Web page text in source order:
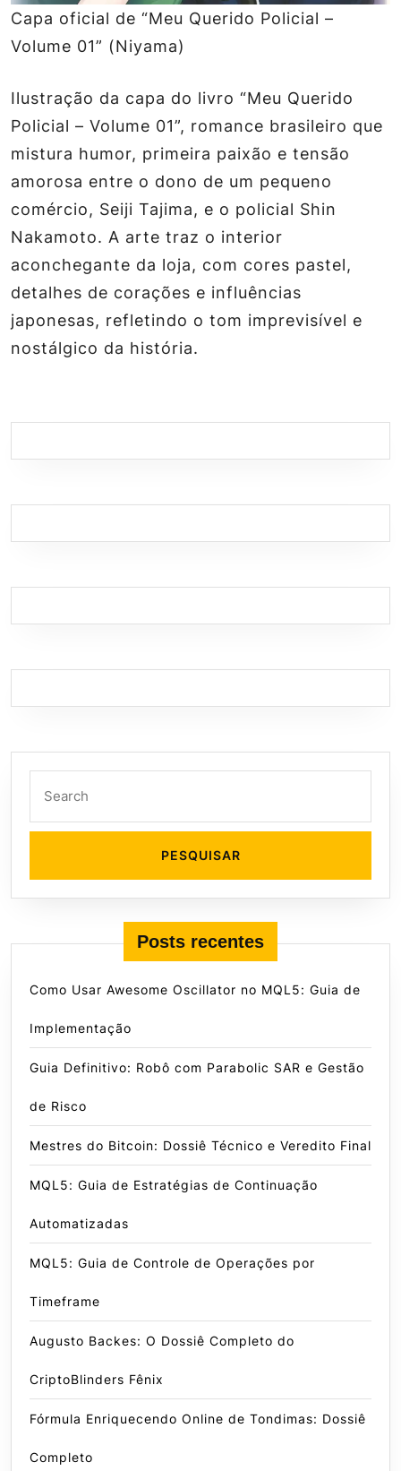
Capa oficial de “Meu Querido Policial –
Volume 01” (Niyama)
Ilustração da capa do livro “Meu Querido
Policial – Volume 01”, romance brasileiro que
mistura humor, primeira paixão e tensão
amorosa entre o dono de um pequeno
comércio, Seiji Tajima, e o policial Shin
Nakamoto. A arte traz o interior
aconchegante da loja, com cores pastel,
detalhes de corações e influências
japonesas, refletindo o tom imprevisível e
nostálgico da história.
Posts recentes
Como Usar Awesome Oscillator no MQL5: Guia de
Implementação
Guia Definitivo: Robô com Parabolic SAR e Gestão
de Risco
Mestres do Bitcoin: Dossiê Técnico e Veredito Final
MQL5: Guia de Estratégias de Continuação
Automatizadas
MQL5: Guia de Controle de Operações por
Timeframe
Augusto Backes: O Dossiê Completo do
CriptoBlinders Fênix
Fórmula Enriquecendo Online de Tondimas: Dossiê
Completo